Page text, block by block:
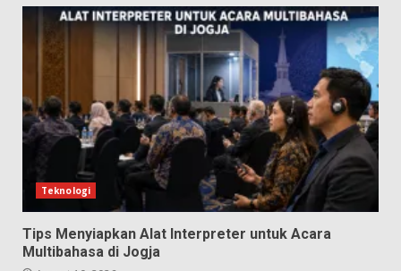
Teknologi
Tips Menyiapkan Alat Interpreter untuk Acara
Multibahasa di Jogja